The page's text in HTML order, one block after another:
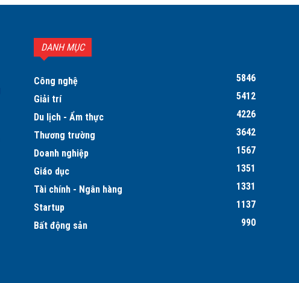
DANH MỤC
Công nghệ
5846
Giải trí
5412
Du lịch - Ẩm thực
4226
Thương trường
3642
Doanh nghiệp
1567
Giáo dục
1351
Tài chính - Ngân hàng
1331
Startup
1137
Bất động sản
990